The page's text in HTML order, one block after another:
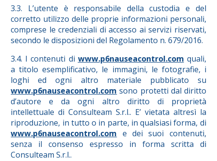
3.3. L’utente è responsabile della custodia e del
corretto utilizzo delle proprie informazioni personali,
comprese le credenziali di accesso ai servizi riservati,
secondo le disposizioni del Regolamento n. 679/2016.
3.4. I contenuti di www.p6nauseacontrol.com quali,
a titolo esemplificativo, le immagini, le fotografie, i
loghi ed ogni altro materiale pubblicato su
www.p6nauseacontrol.com sono protetti dal diritto
d’autore e da ogni altro diritto di proprietà
intellettuale di Consulteam S.r.l.. E’ vietata altresì la
riproduzione, in tutto o in parte, in qualsiasi forma, di
www.p6nauseacontrol.com e dei suoi contenuti,
senza il consenso espresso in forma scritta di
Consulteam S.r.l..